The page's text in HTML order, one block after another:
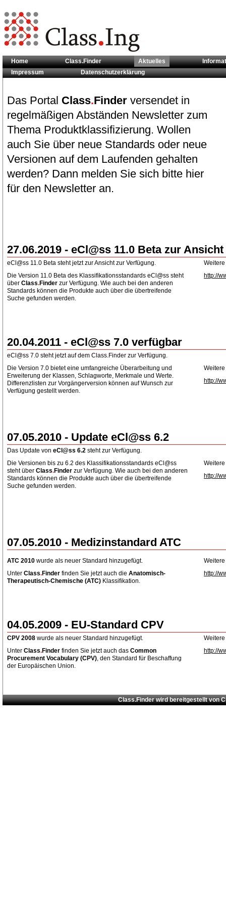
Sie sind hier:Aktuelles
Home Class.Finder Aktuelles
Impressum
Datenschutzerklärung
Das Portal Class.Finder versendet in
regelmäßigen Abständen Newsletter zum
Thema Produktklassifizierung. Wollen
auch Sie über neue Standards oder neue
Versionen auf dem Laufenden gehalten
werden? Dann melden Sie sich bitte hier
für den Newsletter an.
27.06.2019 - eCl@ss 11.0 Beta zur
eCl@ss 11.0 Beta steht jetzt zur Ansicht zur Verfügung.
Die Version 11.0 Beta des Klassifikationsstandards eCl@ss steht
über Class.Finder zur Verfügung. Wie auch bei den anderen
Standards können die Produkte auch über die übertreifende
Suche gefunden werden.
http://
20.04.2011 - eCl@ss 7.0 verfügbar
eCl@ss 7.0 steht jetzt auf dem Class.Finder zur Verfügung.
Die Version 7.0 bietet eine umfangreiche Überarbeitung und
Erweiterung der Klassen, Schlagworte, Merkmale und Werte.
Differenzlisten zur Vorgängerversion können auf Wunsch zur
Verfügung gestellt werden.
http://
07.05.2010 - Update eCl@ss 6.2
Das Update von eCl@ss 6.2 steht zur Verfügung.
Die Versionen bis zu 6.2 des Klassifikationsstandards eCl@ss
steht über Class.Finder zur Verfügung. Wie auch bei den anderen
Standards können die Produkte auch über die übertreifende
Suche gefunden werden.
http://
07.05.2010 - Medizinstandard ATC
ATC 2010 wurde als neuer Standard hinzugefügt.
Unter Class.Finder finden Sie jetzt auch die Anatomisch-
Therapeutisch-Chemische (ATC) Klassifikation.
http://
04.05.2009 - EU-Standard CPV
CPV 2008 wurde als neuer Standard hinzugefügt.
Unter Class.Finder finden Sie jetzt auch das Common
Procurement Vocabulary (CPV), den Standard für Beschaffung
der Europäischen Union.
http://
Class.Finder wird bereitgestellt von